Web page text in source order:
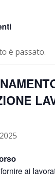
è passato.
ai